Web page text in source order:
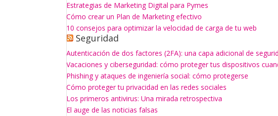
Estrategias de Marketing Digital para Pymes
Cómo crear un Plan de Marketing efectivo
10 consejos para optimizar la velocidad de carga de tu web
Seguridad
Autenticación de dos factores (2FA): una capa adicional de
Vacaciones y ciberseguridad: cómo proteger tus dispositivos
Phishing y ataques de ingeniería social: cómo protegerse
Cómo proteger tu privacidad en las redes sociales
Los primeros antivirus: Una mirada retrospectiva
El auge de las noticias falsas